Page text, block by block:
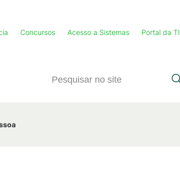
Concursos Acesso a Sistemas Portal da TI